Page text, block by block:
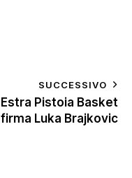
SUCCESSIVO
Estra Pistoia Basket
firma Luka Brajkovic